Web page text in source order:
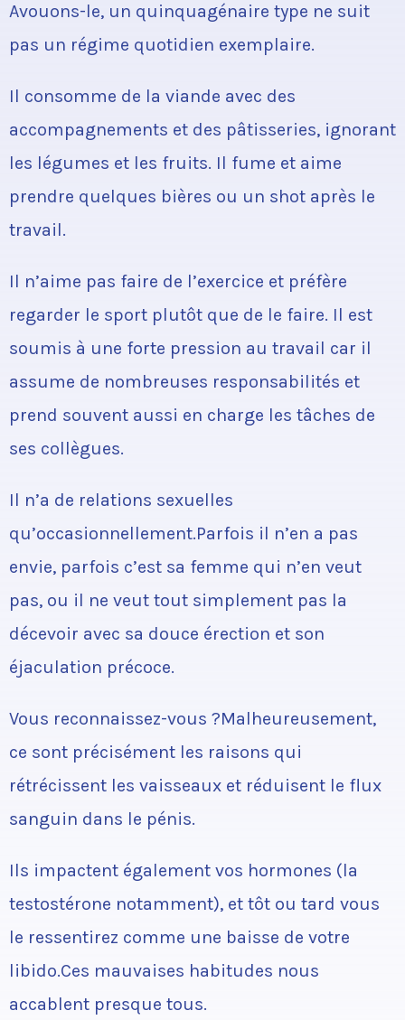
Avouons-le, un quinquagénaire type ne suit
pas un régime quotidien exemplaire.
Il consomme de la viande avec des
accompagnements et des pâtisseries, ignorant
les légumes et les fruits. Il fume et aime
prendre quelques bières ou un shot après le
travail.
Il n’aime pas faire de l’exercice et préfère
regarder le sport plutôt que de le faire. Il est
soumis à une forte pression au travail car il
assume de nombreuses responsabilités et
prend souvent aussi en charge les tâches de
ses collègues.
Il n’a de relations sexuelles
qu’occasionnellement.Parfois il n’en a pas
envie, parfois c’est sa femme qui n’en veut
pas, ou il ne veut tout simplement pas la
décevoir avec sa douce érection et son
éjaculation précoce.
Vous reconnaissez-vous ?Malheureusement,
ce sont précisément les raisons qui
rétrécissent les vaisseaux et réduisent le flux
sanguin dans le pénis.
Ils impactent également vos hormones (la
testostérone notamment), et tôt ou tard vous
le ressentirez comme une baisse de votre
libido.Ces mauvaises habitudes nous
accablent presque tous.